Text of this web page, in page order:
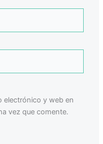
electrónico y web en
vez que comente.